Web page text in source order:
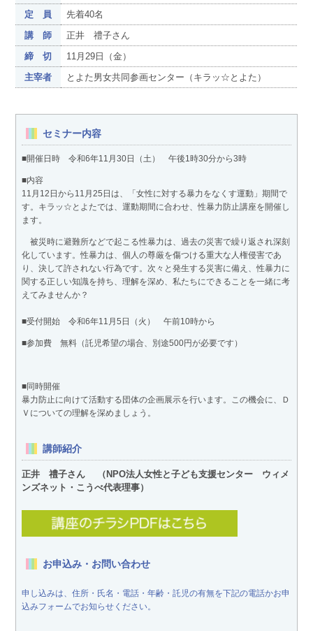
定 員
先着40名
講 師
正井 禮子さん
締 切
11月29日（金）
主宰者
とよた男女共同参画センター（キラッ☆とよた）
セミナー内容
■開催日時 令和6年11月30日（土） 午後1時30分から3時
■内容
11月12日から11月25日は、「女性に対する暴力をなくす運動」期間で
す。キラッ☆とよたでは、運動期間に合わせ、性暴力防止講座を開催し
ます。
被災時に避難所などで起こる性暴力は、過去の災害で繰り返され深刻
化しています。性暴力は、個人の尊厳を傷つける重大な人権侵害であ
り、決して許されない行為です。次々と発生する災害に備え、性暴力に
関する正しい知識を持ち、理解を深め、私たちにできることを一緒に考
えてみませんか？
■受付開始 令和6年11月5日（火） 午前10時から
■参加費 無料（託児希望の場合、別途500円が必要です）
■同時開催
暴力防止に向けて活動する団体の企画展示を行います。この機会に、Ｄ
Ｖについての理解を深めましょう。
講師紹介
正井 禮子さん （NPO法人女性と子ども支援センター ウィメ
ンズネット・こうべ代表理事）
お申込み・お問い合わせ
申し込みは、住所・氏名・電話・年齢・託児の有無を下記の電話かお申
込みフォームでお知らせください。